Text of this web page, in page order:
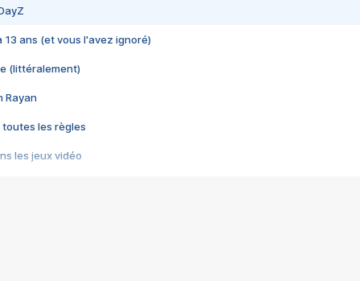
13 ans (et vous l'avez ignoré)
(littéralement)
Rayan
toutes les règles
les jeux vidéo